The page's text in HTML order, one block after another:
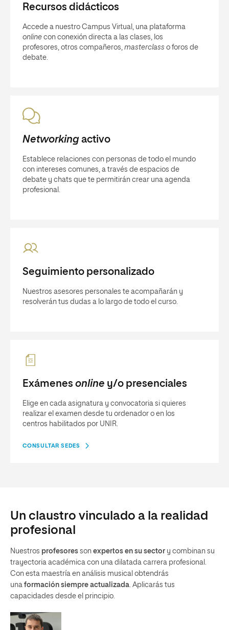
Recursos didácticos
Accede a nuestro Campus Virtual, una plataforma
online con conexión directa a las clases, los
profesores, otros compañeros, masterclass o foros de
debate.
Networkingactivo
Establece relaciones con personas de todo el mundo
con intereses comunes, a través de espacios de
debate y chats que te permitirán crear una agenda
profesional.
Seguimiento personalizado
Nuestros asesores personales te acompañarán y
resolverán tus dudas a lo largo de todo el curso.
Exámenes online y/o presenciales
Elige en cada asignatura y convocatoria si quieres
realizar el examen desde tu ordenador o en los
centros habilitados por UNIR.
CONSULTAR SEDES
Un claustro vinculado a la realidad
profesional
Nuestros profesores son expertos en su sector y combinan su
trayectoria académica con una dilatada carrera profesional.
Con esta maestría en análisis musical obtendrás
una formación siempre actualizada. Aplicarás tus
capacidades desde el principio.